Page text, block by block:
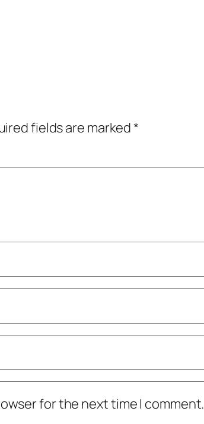
fields are marked*
for the next time I comment.